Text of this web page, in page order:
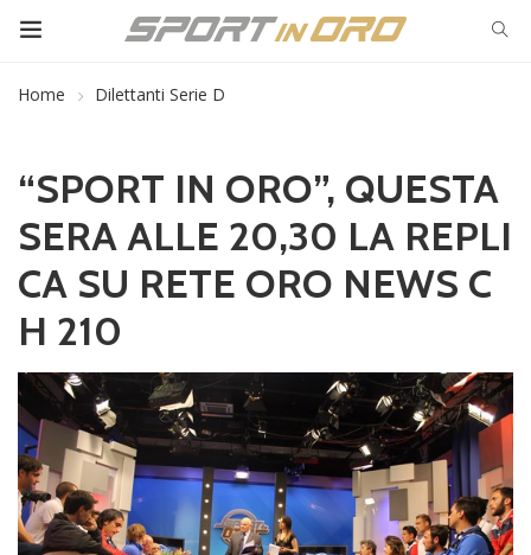
Home Dilettanti Serie D
“SPORT IN ORO”, QUESTA
SERA ALLE 20,30 LA REPLI
CA SU RETE ORO NEWS C
H 210